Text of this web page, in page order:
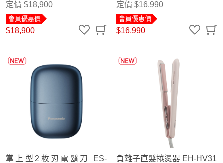
定價 $18,900
會員優惠價
$18,900
定價 $16,990
會員優惠價
$16,990
掌上型2枚刃電鬍刀 ES-
負離子直髮捲燙器 EH-HV31